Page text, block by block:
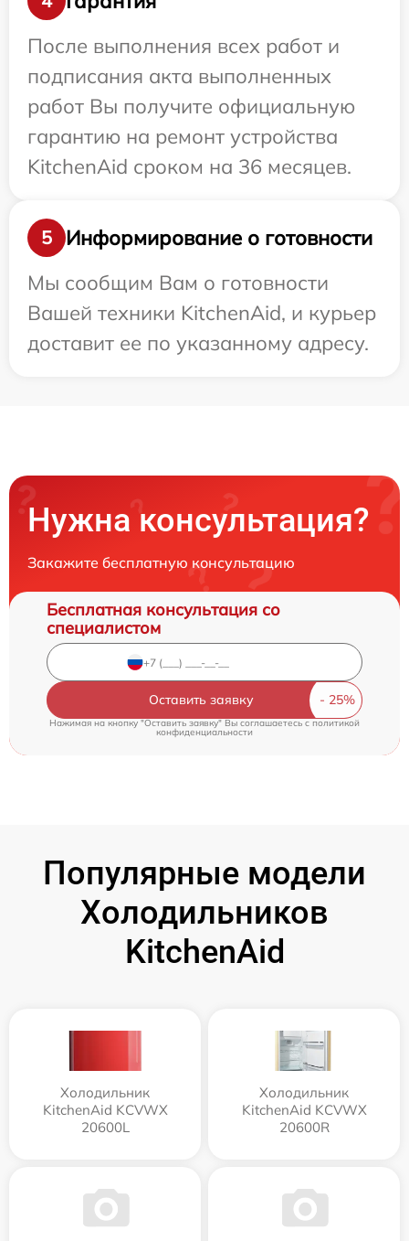
После выполнения всех работ и
подписания акта выполненных
работ Вы получите официальную
гарантию на ремонт устройства
KitchenAid сроком на 36 месяцев.
5
Информирование о готовности
Мы сообщим Вам о готовности
Вашей техники KitchenAid, и курьер
доставит ее по указанному адресу.
Нужна консультация?
Закажите бесплатную консультацию
Бесплатная консультация со
специалистом
Оставить заявку
Нажимая на кнопку "Оставить заявку" Вы соглашаетесь cполитикой
конфиденциальности
Популярные модели
Холодильников
KitchenAid
Холодильник
KitchenAid KCVWX
20600L
Холодильник
KitchenAid KCVWX
20600R